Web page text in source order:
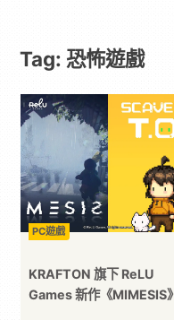
戲
｜
動
漫
二
Tag: 恐怖遊戲
PC遊戲
KRAFTON 旗下 ReLU
Games 新作《MIMESIS》